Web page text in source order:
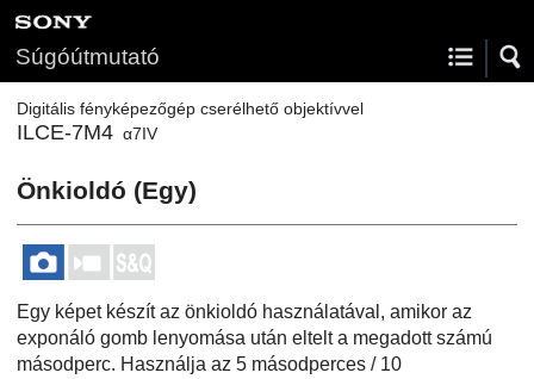
Súgóútmutató
Digitális fényképezőgép cserélhető objektívvel
ILCE-7M4 α7IV
Önkioldó (Egy)
Egy képet készít az önkioldó használatával, amikor az
exponáló gomb lenyomása után eltelt a megadott számú
másodperc. Használja az 5 másodperces / 10